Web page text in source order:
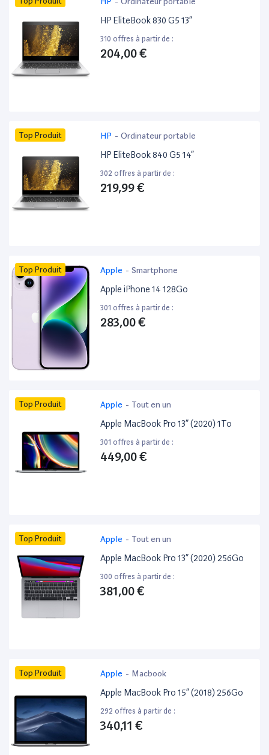
HP EliteBook 830 G5 13”
310 offres à partir de :
204,00 €
Top Produit HP - Ordinateur portable
HP EliteBook 840 G5 14”
302 offres à partir de :
219,99 €
Top Produit Apple - Smartphone
Apple iPhone 14 128Go
301 offres à partir de :
283,00 €
Top Produit Apple - Tout en un
Apple MacBook Pro 13” (2020) 1To
301 offres à partir de :
449,00 €
Top Produit Apple - Tout en un
Apple MacBook Pro 13” (2020) 256Go
300 offres à partir de :
381,00 €
Top Produit Apple - Macbook
Apple MacBook Pro 15” (2018) 256Go
292 offres à partir de :
340,11 €